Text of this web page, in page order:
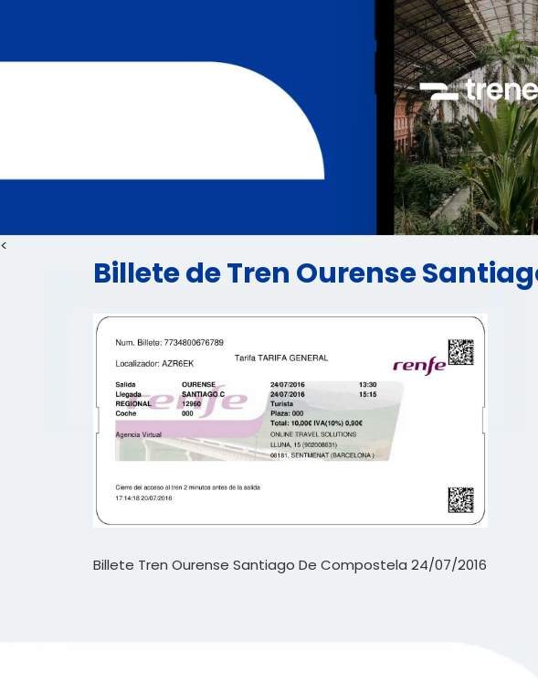
<
Billete de Tren Ourense
Billete Tren Ourense Santiago De Compostela 24/07/2016